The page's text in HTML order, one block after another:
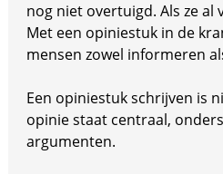
nog niet overtuigd. Als ze al
Met een opiniestuk in de
mensen zowel informeren
Een opiniestuk schrijven is
opinie staat centraal,
argumenten.